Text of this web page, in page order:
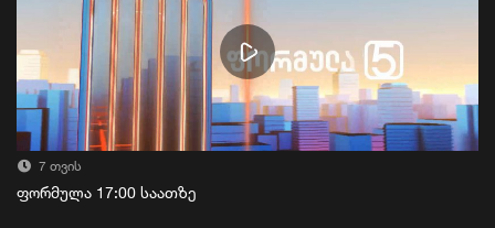
7 თვის
ფორმულა 17:00 საათზე